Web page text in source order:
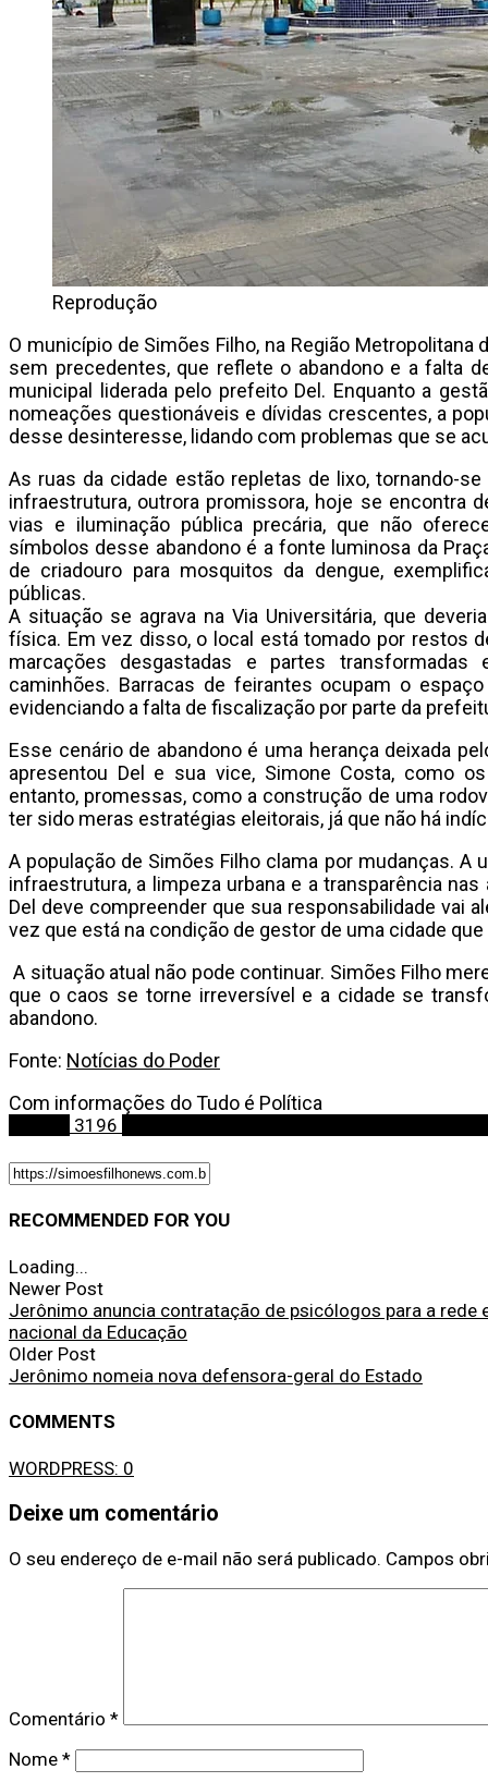
Reprodução
O município de Simões Filho, na Região Metropolitana
sem precedentes, que reflete o abandono e a falta
municipal liderada pelo prefeito Del. Enquanto a
nomeações questionáveis e dívidas crescentes, a
desse desinteresse, lidando com problemas que se
As ruas da cidade estão repletas de lixo, tornando-
infraestrutura, outrora promissora, hoje se encontra
vias e iluminação pública precária, que não
símbolos desse abandono é a fonte luminosa da
de criadouro para mosquitos da dengue,
públicas.
A situação se agrava na Via Universitária, que
física. Em vez disso, o local está tomado por restos
marcações desgastadas e partes
caminhões. Barracas de feirantes ocupam o
evidenciando a falta de fiscalização por parte da
Esse cenário de abandono é uma herança deixada
apresentou Del e sua vice, Simone Costa, como
entanto, promessas, como a construção de uma
ter sido meras estratégias eleitorais, já que não há
A população de Simões Filho clama por mudanças. A
infraestrutura, a limpeza urbana e a transparência
Del deve compreender que sua responsabilidade vai
vez que está na condição de gestor de uma cidade
A situação atual não pode continuar. Simões Filho
que o caos se torne irreversível e a cidade se
abandono.
Fonte: Notícias do Poder
Com informações do Tudo é Política
3196
RECOMMENDED FOR YOU
Loading...
Newer Post
Jerônimo anuncia contratação de psicólogos para a rede
nacional da Educação
Older Post
Jerônimo nomeia nova defensora-geral do Estado
COMMENTS
WORDPRESS: 0
Deixe um comentário
O seu endereço de e-mail não será publicado. Campos
Comentário *
Nome *